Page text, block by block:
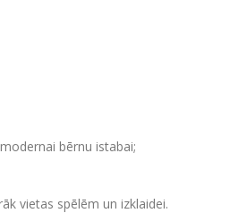
bērnu istabai;
vietas spēlēm un izklaidei.